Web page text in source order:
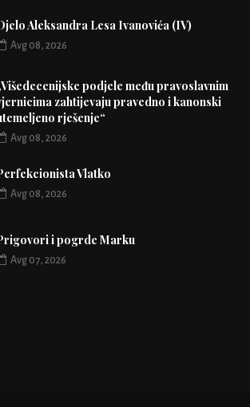
Aleksandra Lesa Ivanovića (IV)
Avg 08, 2026
podjele među pravoslavnim
zahtijevaju pravedno i kanonski
rješenje“
Avg 08, 2026
Vlatko
Avg 08, 2026
i pogrde Marku
Avg 07, 2026